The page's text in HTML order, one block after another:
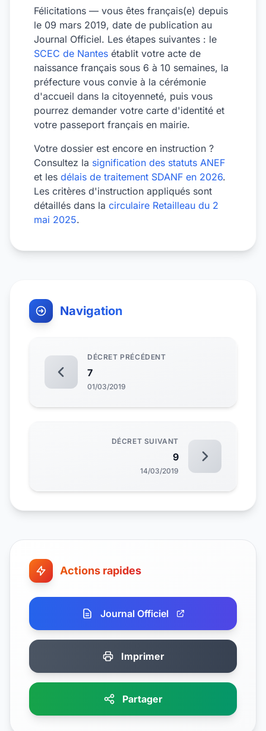
Félicitations — vous êtes français(e) depuis
le 09 mars 2019, date de publication au
Journal Officiel. Les étapes suivantes : le
SCEC de Nantes établit votre acte de
naissance français sous 6 à 10 semaines, la
préfecture vous convie à la cérémonie
d'accueil dans la citoyenneté, puis vous
pourrez demander votre carte d'identité et
votre passeport français en mairie.
Votre dossier est encore en instruction ?
Consultez la signification des statuts ANEF
et les délais de traitement SDANF en 2026.
Les critères d'instruction appliqués sont
détaillés dans la circulaire Retailleau du 2
mai 2025.
Navigation
DÉCRET PRÉCÉDENT
7
01/03/2019
DÉCRET SUIVANT
9
14/03/2019
Actions rapides
Journal Officiel
Imprimer
Partager